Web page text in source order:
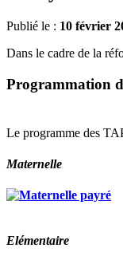
Publié le : 10 février
Dans le cadre de la
Programmation
Le programme des
Maternelle
Elémentaire